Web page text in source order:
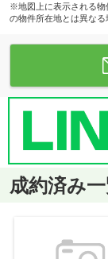
※地図上に表示される物
の物件所在地とは異なる
成約済み